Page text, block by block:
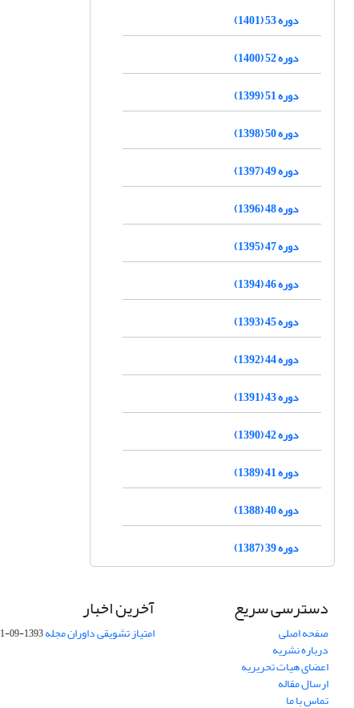
دوره 53 (1401)
دوره 52 (1400)
دوره 51 (1399)
دوره 50 (1398)
دوره 49 (1397)
دوره 48 (1396)
دوره 47 (1395)
دوره 46 (1394)
دوره 45 (1393)
دوره 44 (1392)
دوره 43 (1391)
دوره 42 (1390)
دوره 41 (1389)
دوره 40 (1388)
دوره 39 (1387)
دسترسی سریع
صفحه اصلی
درباره نشریه
اعضای هیات تحریریه
ارسال مقاله
تماس با ما
آخرین اخبار
امتیاز تشویقی داوران مجله1393-09-01